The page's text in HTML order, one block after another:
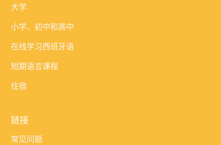
大学
小学、初中和高中
在线学习西班牙语
短期语言课程
住宿
链接
常见问题